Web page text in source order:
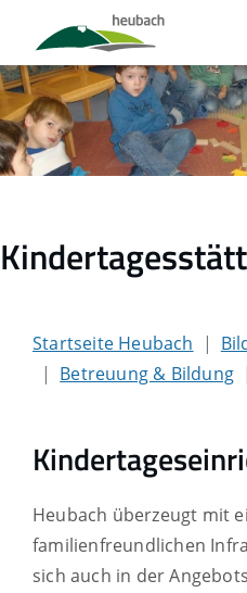
Startseite Heubach
Betreuung & Bildung
Heubach überzeugt mit
familienfreundlichen
sich auch in der